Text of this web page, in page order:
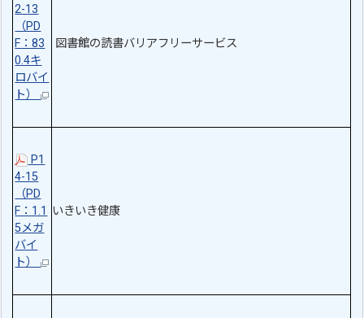
2-13
（PD
F：83
0.4キ
ロバイ
ト）
図書館の読書バリアフリーサービス
P1
4-15
（PD
F：1.1
5メガ
バイ
ト）
いきいき健康